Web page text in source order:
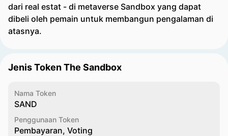
dari real estat - di metaverse Sandbox yang dapat
dibeli oleh pemain untuk membangun pengalaman di
atasnya.
Jenis Token The Sandbox
Nama Token
SAND
Penggunaan Token
Pembayaran, Voting